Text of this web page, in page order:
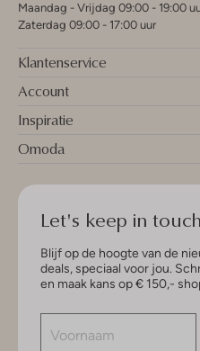
Maandag - Vrijdag 09:00 - 19:00
Zaterdag 09:00 - 17:00 uur
Klantenservice
Account
Inspiratie
Omoda
Let's keep in
Blijf op de hoogte van de
deals, speciaal voor jou.
en maak kans op € 150,-